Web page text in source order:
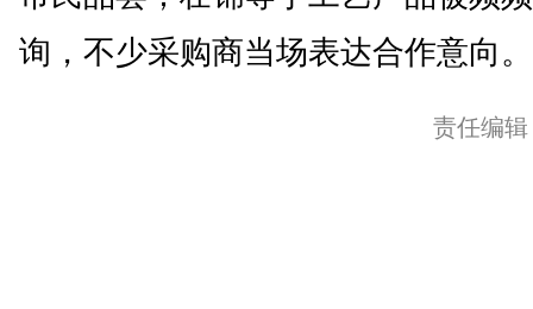
询，不少采购商当场表达合作意向
责任编